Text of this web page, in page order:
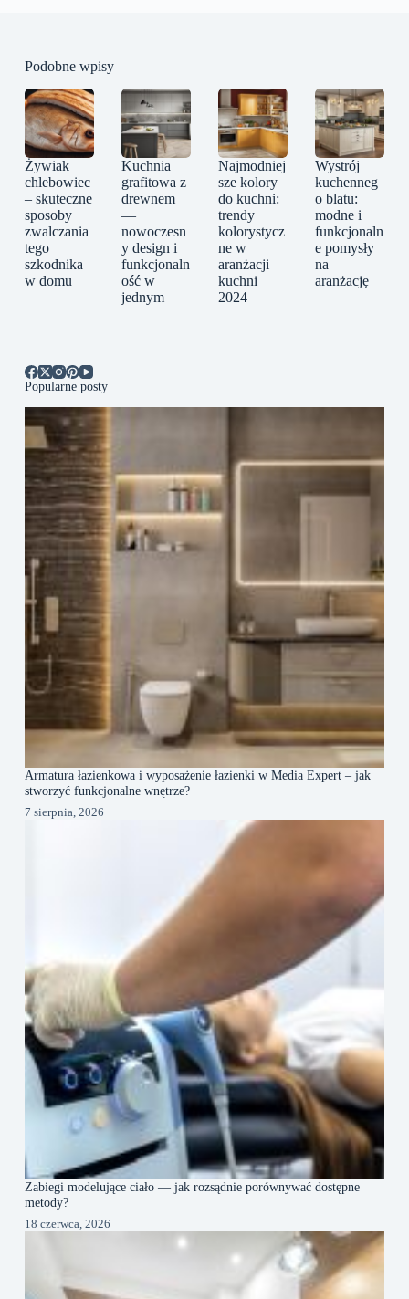
Podobne wpisy
Żywiak
chlebowiec
– skuteczne
sposoby
zwalczania
tego
szkodnika
w domu
Kuchnia
grafitowa z
drewnem
—
nowoczesn
y design i
funkcjonaln
ość w
jednym
Najmodniej
sze kolory
do kuchni:
trendy
kolorystycz
ne w
aranżacji
kuchni
2024
Wystrój
kuchenneg
o blatu:
modne i
funkcjonaln
e pomysły
na
aranżację
Popularne posty
Armatura łazienkowa i wyposażenie łazienki w Media Expert – jak
stworzyć funkcjonalne wnętrze?
7 sierpnia, 2026
Zabiegi modelujące ciało — jak rozsądnie porównywać dostępne
metody?
18 czerwca, 2026